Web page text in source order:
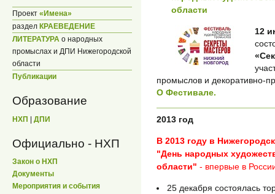
Проект «Имена»
раздел КРАЕВЕДЕНИЕ
ЛИТЕРАТУРА о народных
промыслах и ДПИ Нижегородской
области
Публикации
Образование
НХП | ДПИ
Официально - НХП
Закон о НХП
Документы
Мероприятия и события
области
12
промыслов и декоративно-
О Фестивале.
2013 год
В 2013 году в
"День народных
области" - впервые в
25 декабря состоялась